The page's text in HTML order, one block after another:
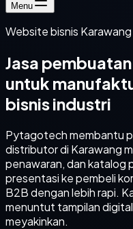
Menu
Website bisnis Karawang
Jasa
untuk
bisnis industri
Pytagotech membantu
distributor di Karawang
penawaran, dan katalog
presentasi ke pembeli
B2B dengan lebih rapi.
menuntut tampilan
meyakinkan.